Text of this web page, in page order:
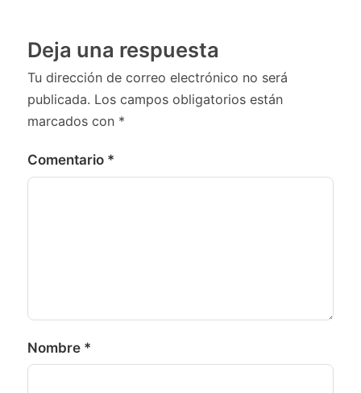
Deja una respuesta
Tu dirección de correo electrónico no será
publicada. Los campos obligatorios están
marcados con *
Comentario *
Nombre *